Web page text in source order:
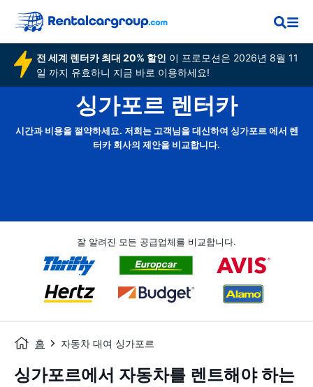
전 세계 렌터카 최대 20% 할인 이 프로모션은 2026년 8월 11
일 까지 유효하니 지금 바로 이용하세요!
싱가포르 렌터카
시간과 비용을 절약하세요. 저희는 고객님을 대신하여 싱가포르 에서 렌
터카 회사의 제안을 비교합니다.
잘 알려진 모든 공급업체를 비교합니다.
홈 자동차 대여 싱가포르
싱가포르에서 자동차를 렌트해야 하는